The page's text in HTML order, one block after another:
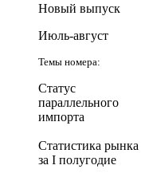
Новый выпуск
Июль-август
Темы номера:
Статус
параллельного
импорта
Статистика рынка
за I полугодие